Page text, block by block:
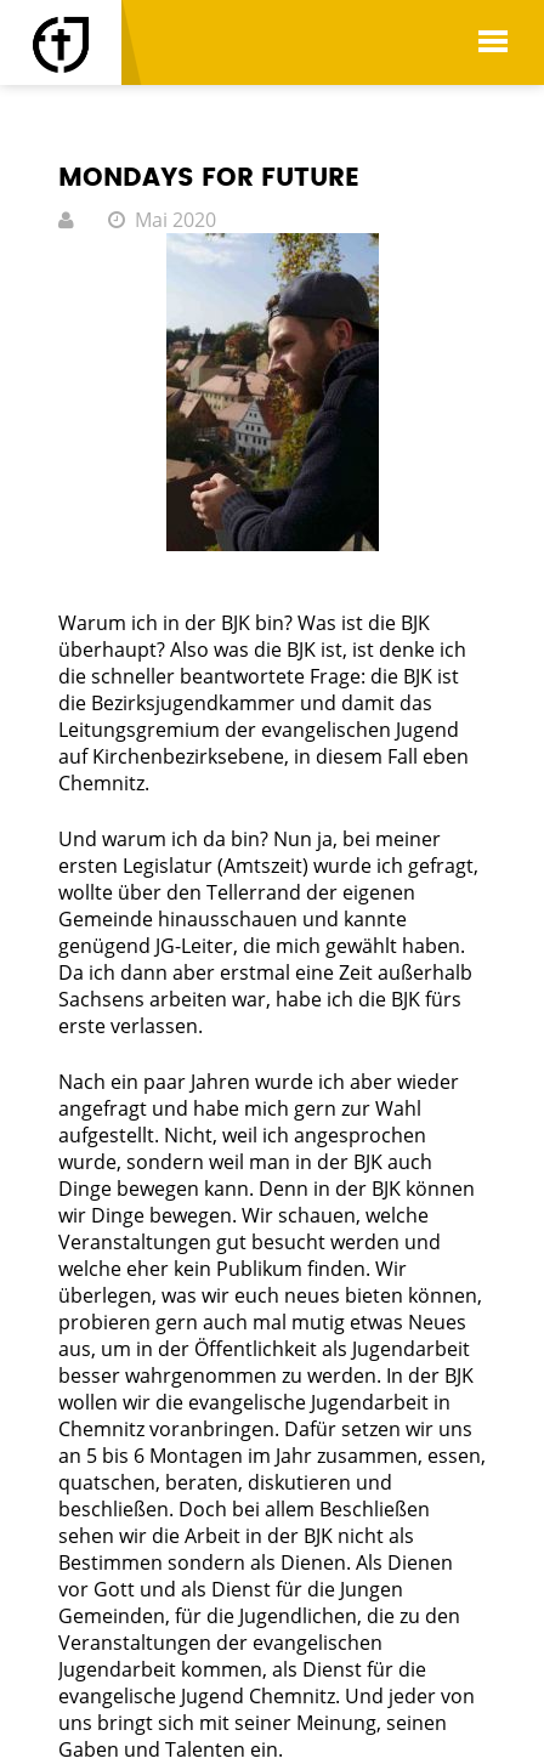
STATEMENTS
MONDAYS FOR FUTURE
Mai 2020
Warum ich in der BJK bin? Was ist die BJK
überhaupt? Also was die BJK ist, ist denke ich
die schneller beantwortete Frage: die BJK ist
die Bezirksjugendkammer und damit das
Leitungsgremium der evangelischen Jugend
auf Kirchenbezirksebene, in diesem Fall eben
Chemnitz.
Und warum ich da bin? Nun ja, bei meiner
ersten Legislatur (Amtszeit) wurde ich gefragt,
wollte über den Tellerrand der eigenen
Gemeinde hinausschauen und kannte
genügend JG-Leiter, die mich gewählt haben.
Da ich dann aber erstmal eine Zeit außerhalb
Sachsens arbeiten war, habe ich die BJK fürs
erste verlassen.
Nach ein paar Jahren wurde ich aber wieder
angefragt und habe mich gern zur Wahl
aufgestellt. Nicht, weil ich angesprochen
wurde, sondern weil man in der BJK auch
Dinge bewegen kann. Denn in der BJK können
wir Dinge bewegen. Wir schauen, welche
Veranstaltungen gut besucht werden und
welche eher kein Publikum finden. Wir
überlegen, was wir euch neues bieten können,
probieren gern auch mal mutig etwas Neues
aus, um in der Öffentlichkeit als Jugendarbeit
besser wahrgenommen zu werden. In der BJK
wollen wir die evangelische Jugendarbeit in
Chemnitz voranbringen. Dafür setzen wir uns
an 5 bis 6 Montagen im Jahr zusammen, essen,
quatschen, beraten, diskutieren und
beschließen. Doch bei allem Beschließen
sehen wir die Arbeit in der BJK nicht als
Bestimmen sondern als Dienen. Als Dienen
vor Gott und als Dienst für die Jungen
Gemeinden, für die Jugendlichen, die zu den
Veranstaltungen der evangelischen
Jugendarbeit kommen, als Dienst für die
evangelische Jugend Chemnitz. Und jeder von
uns bringt sich mit seiner Meinung, seinen
Gaben und Talenten ein.